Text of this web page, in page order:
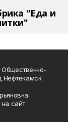
"Еда и
Общественно-
Нефтекамск.
сайт